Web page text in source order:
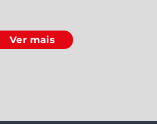
Ver mais